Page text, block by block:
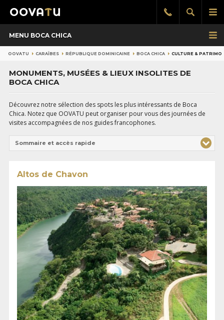
le
Afficher
la
Rappel
gratuit
MENU BOCA CHICA
OOVATU CARAÏBES RÉPUBLIQUE DOMINICAINE BOCA CHICA CULTURE &
MONUMENTS, MUSÉES & LIEUX INSOLITES DE
BOCA CHICA
Découvrez notre sélection des spots les plus intéressants de Boca
Chica. Notez que OOVATU peut organiser pour vous des journées de
visites accompagnées de nos guides francophones.
Sommaire et accès rapide
Altos de Chavon